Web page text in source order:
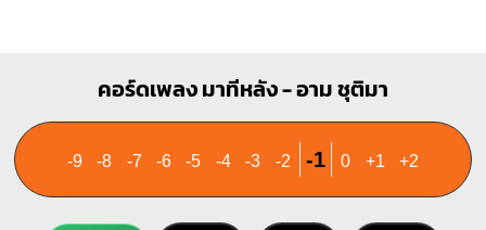
คอร์ดเพลง มาทีหลัง - อาม ชุติมา
-9 -8 -7 -6 -5 -4 -3 -2 -1 0 +1 +2